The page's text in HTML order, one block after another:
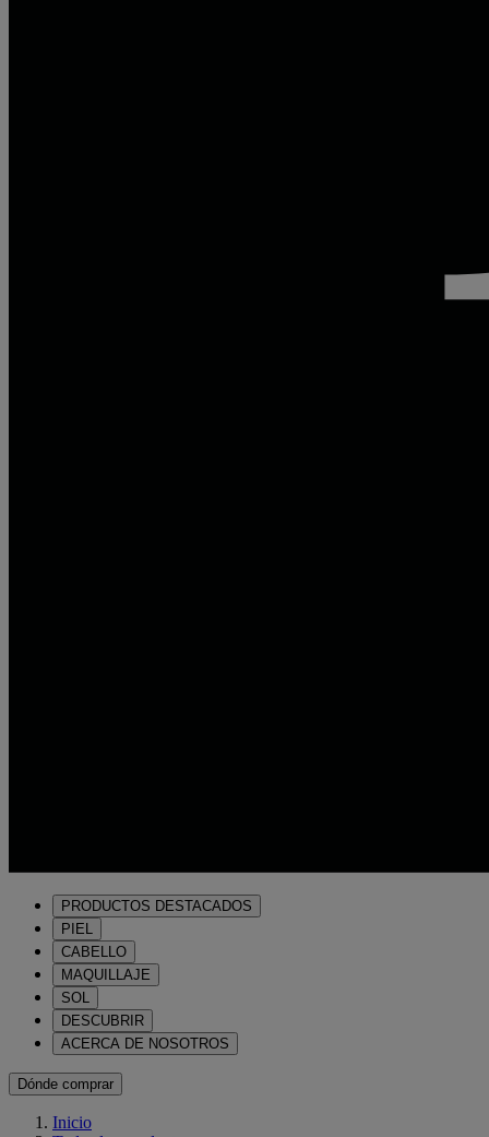
PRODUCTOS DESTACADOS
PIEL
CABELLO
MAQUILLAJE
SOL
DESCUBRIR
ACERCA DE NOSOTROS
Dónde comprar
Inicio